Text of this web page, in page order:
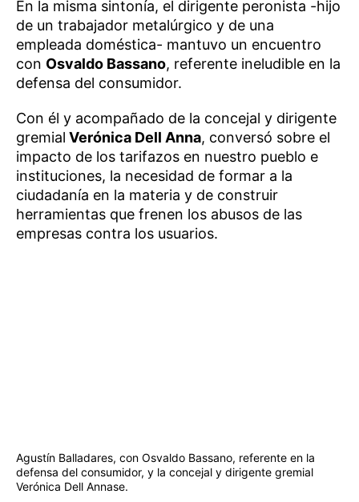
En la misma sintonía, el dirigente peronista -hijo
de un trabajador metalúrgico y de una
empleada doméstica- mantuvo un encuentro
con Osvaldo Bassano, referente ineludible en la
defensa del consumidor.
Con él y acompañado de la concejal y dirigente
gremial Verónica Dell Anna, conversó sobre el
impacto de los tarifazos en nuestro pueblo e
instituciones, la necesidad de formar a la
ciudadanía en la materia y de construir
herramientas que frenen los abusos de las
empresas contra los usuarios.
Agustín Balladares, con Osvaldo Bassano, referente en la
defensa del consumidor, y la concejal y dirigente gremial
Verónica Dell Annase.